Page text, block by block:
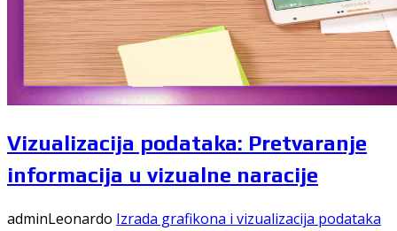
Vizualizacija podataka: Pretvaranje
informacija u vizualne naracije
adminLeonardo Izrada grafikona i vizualizacija podataka